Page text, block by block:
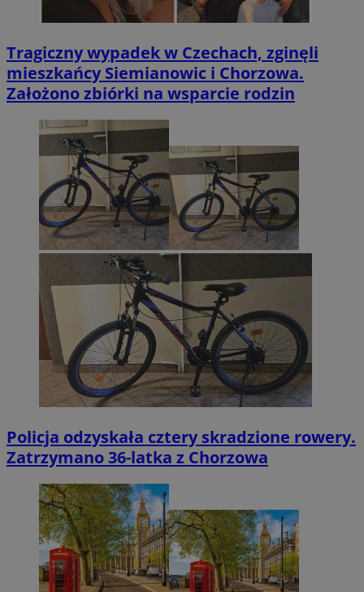
Tragiczny wypadek w Czechach, zginęli
mieszkańcy Siemianowic i Chorzowa.
Założono zbiórki na wsparcie rodzin
Policja odzyskała cztery skradzione rowery.
Zatrzymano 36-latka z Chorzowa